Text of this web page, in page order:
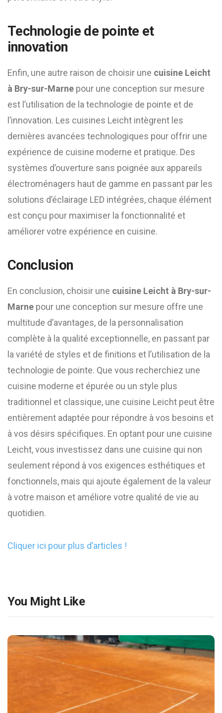
Technologie de pointe et
innovation
Enfin, une autre raison de choisir une cuisine Leicht
à Bry-sur-Marne pour une conception sur mesure
est l’utilisation de la technologie de pointe et de
l’innovation. Les cuisines Leicht intègrent les
dernières avancées technologiques pour offrir une
expérience de cuisine moderne et pratique. Des
systèmes d’ouverture sans poignée aux appareils
électroménagers haut de gamme en passant par les
solutions d’éclairage LED intégrées, chaque élément
est conçu pour maximiser la fonctionnalité et
améliorer votre expérience en cuisine.
Conclusion
En conclusion, choisir une cuisine Leicht à Bry-sur-
Marne pour une conception sur mesure offre une
multitude d’avantages, de la personnalisation
complète à la qualité exceptionnelle, en passant par
la variété de styles et de finitions et l’utilisation de la
technologie de pointe. Que vous recherchiez une
cuisine moderne et épurée ou un style plus
traditionnel et classique, une cuisine Leicht peut être
entièrement adaptée pour répondre à vos besoins et
à vos désirs spécifiques. En optant pour une cuisine
Leicht, vous investissez dans une cuisine qui non
seulement répond à vos exigences esthétiques et
fonctionnels, mais qui ajoute également de la valeur
à votre maison et améliore votre qualité de vie au
quotidien.
Cliquer ici pour plus d’articles !
You Might Like